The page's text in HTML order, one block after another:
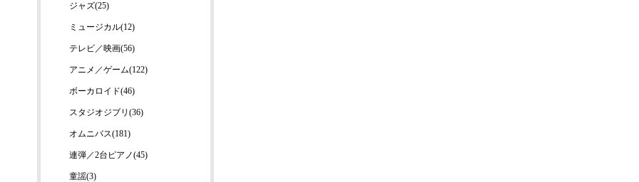
ジャズ(25)
ミュージカル(12)
テレビ／映画(56)
アニメ／ゲーム(122)
ボーカロイド(46)
スタジオジブリ(36)
オムニバス(181)
連弾／2台ピアノ(45)
童謡(3)